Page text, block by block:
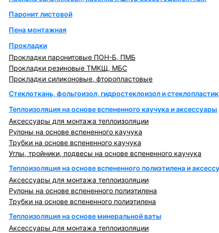
Паронит листовой
Пена монтажная
Прокладки
Прокладки паронитовые ПОН-Б, ПМБ
Прокладки резиновые ТМКЩ, МБС
Прокладки силиконовые, фторопластовые
Стеклоткань, фольгоизол, гидростеклоизол и стеклопластик
Теплоизоляция на основе вспененного каучука и аксессуары
Аксессуары для монтажа теплоизоляции
Рулоны на основе вспененного каучука
Трубки на основе вспененного каучука
Углы, тройники, подвесы на основе вспененного каучука
Теплоизоляция на основе вспененного полиэтилена и
Аксессуары для монтажа теплоизоляции
Рулоны на основе вспененного полиэтилена
Трубки на основе вспененного полиэтилена
Теплоизоляция на основе минеральной ваты
Аксессуары для монтажа теплоизоляции